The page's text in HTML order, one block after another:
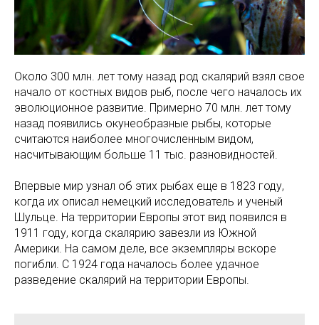
Около 300 млн. лет тому назад род скалярий взял свое
начало от костных видов рыб, после чего началось их
эволюционное развитие. Примерно 70 млн. лет тому
назад появились окунеобразные рыбы, которые
считаются наиболее многочисленным видом,
насчитывающим больше 11 тыс. разновидностей.
Впервые мир узнал об этих рыбах еще в 1823 году,
когда их описал немецкий исследователь и ученый
Шульце. На территории Европы этот вид появился в
1911 году, когда скалярию завезли из Южной
Америки. На самом деле, все экземпляры вскоре
погибли. С 1924 года началось более удачное
разведение скалярий на территории Европы.